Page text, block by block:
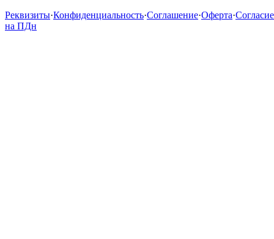
Реквизиты·Конфиденциальность·Соглашение·Оферта·Согласие
на ПДн